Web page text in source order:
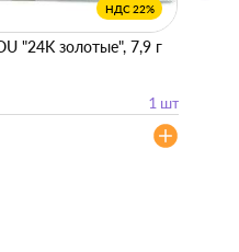
НДС 22%
"24K золотые", 7,9 г
1 шт